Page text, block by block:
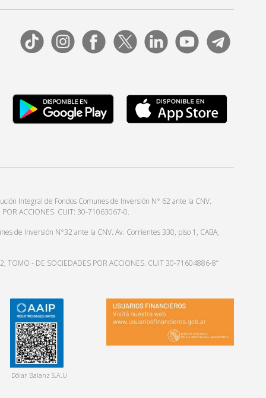
Integral de Fondos Comunes de Inversión N° 62 ante la CNV.
ACCIONES. CUIT: 30-71063067-0.
de Inversión N°32 ante la CNV. Av. Corrientes 330, piso 1, CABA,
TOMO - DE SOCIEDADES POR ACCIONES. CUIT 30-71604886-8”
Dólar Balanz S.A.U